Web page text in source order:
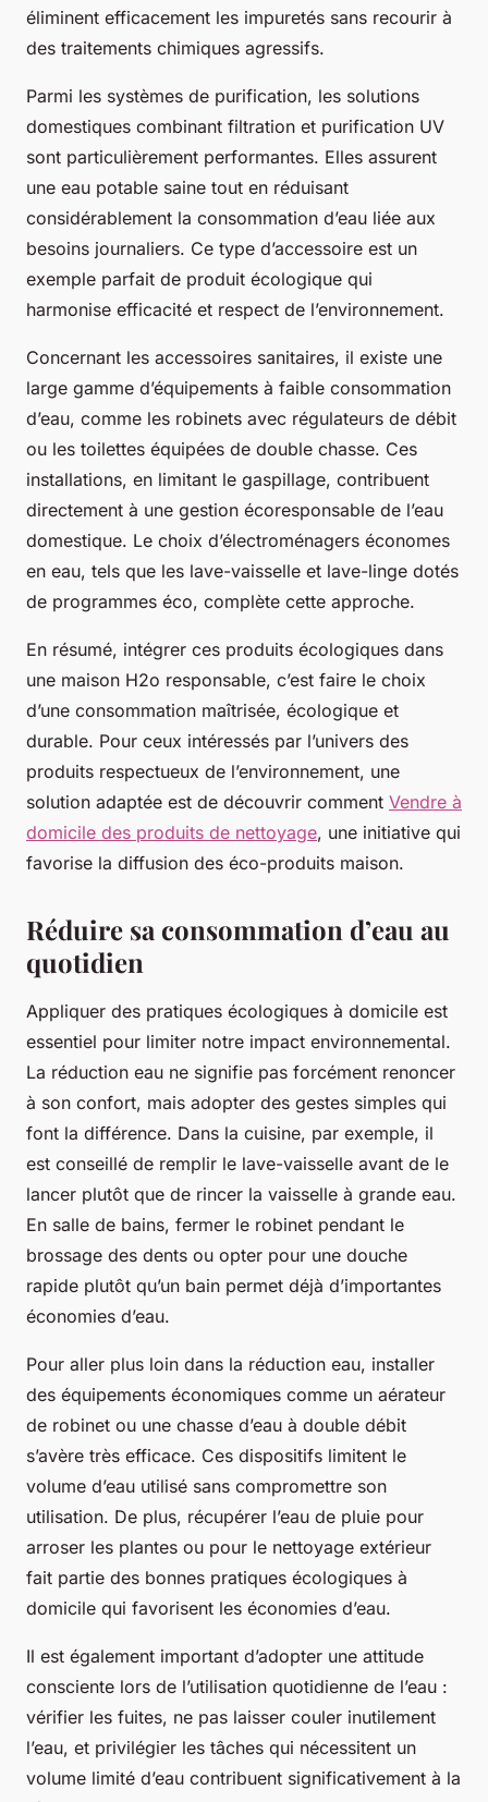
éliminent efficacement les impuretés sans recourir à
des traitements chimiques agressifs.
Parmi les systèmes de purification, les solutions
domestiques combinant filtration et purification UV
sont particulièrement performantes. Elles assurent
une eau potable saine tout en réduisant
considérablement la consommation d’eau liée aux
besoins journaliers. Ce type d’accessoire est un
exemple parfait de produit écologique qui
harmonise efficacité et respect de l’environnement.
Concernant les accessoires sanitaires, il existe une
large gamme d’équipements à faible consommation
d’eau, comme les robinets avec régulateurs de débit
ou les toilettes équipées de double chasse. Ces
installations, en limitant le gaspillage, contribuent
directement à une gestion écoresponsable de l’eau
domestique. Le choix d’électroménagers économes
en eau, tels que les lave-vaisselle et lave-linge dotés
de programmes éco, complète cette approche.
En résumé, intégrer ces produits écologiques dans
une maison H2o responsable, c’est faire le choix
d’une consommation maîtrisée, écologique et
durable. Pour ceux intéressés par l’univers des
produits respectueux de l’environnement, une
solution adaptée est de découvrir comment Vendre à
domicile des produits de nettoyage, une initiative qui
favorise la diffusion des éco-produits maison.
Réduire sa consommation d’eau au
quotidien
Appliquer des pratiques écologiques à domicile est
essentiel pour limiter notre impact environnemental.
La réduction eau ne signifie pas forcément renoncer
à son confort, mais adopter des gestes simples qui
font la différence. Dans la cuisine, par exemple, il
est conseillé de remplir le lave-vaisselle avant de le
lancer plutôt que de rincer la vaisselle à grande eau.
En salle de bains, fermer le robinet pendant le
brossage des dents ou opter pour une douche
rapide plutôt qu’un bain permet déjà d’importantes
économies d’eau.
Pour aller plus loin dans la réduction eau, installer
des équipements économiques comme un aérateur
de robinet ou une chasse d’eau à double débit
s’avère très efficace. Ces dispositifs limitent le
volume d’eau utilisé sans compromettre son
utilisation. De plus, récupérer l’eau de pluie pour
arroser les plantes ou pour le nettoyage extérieur
fait partie des bonnes pratiques écologiques à
domicile qui favorisent les économies d’eau.
Il est également important d’adopter une attitude
consciente lors de l’utilisation quotidienne de l’eau :
vérifier les fuites, ne pas laisser couler inutilement
l’eau, et privilégier les tâches qui nécessitent un
volume limité d’eau contribuent significativement à la